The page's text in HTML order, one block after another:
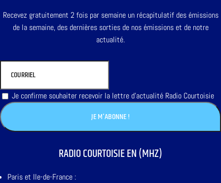
Recevez gratuitement 2 fois par semaine un récapitulatif des émissions
de la semaine, des dernières sorties de nos émissions et de notre
actualité.
Je confirme souhaiter recevoir la lettre d'actualité Radio Courtoisie
RADIO COURTOISIE EN (MHZ)
Paris et Ile-de-France :